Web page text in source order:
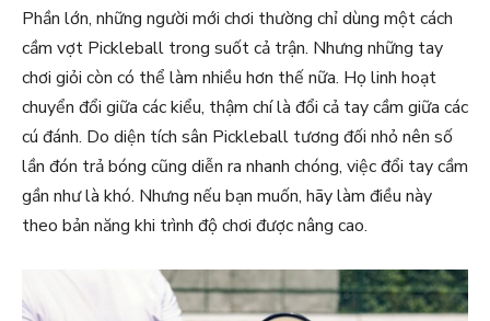
Phần lớn, những người mới chơi thường chỉ dùng một cách
cầm vợt Pickleball trong suốt cả trận. Nhưng những tay
chơi giỏi còn có thể làm nhiều hơn thế nữa. Họ linh hoạt
chuyển đổi giữa các kiểu, thậm chí là đổi cả tay cầm giữa các
cú đánh. Do diện tích sân Pickleball tương đối nhỏ nên số
lần đón trả bóng cũng diễn ra nhanh chóng, việc đổi tay cầm
gần như là khó. Nhưng nếu bạn muốn, hãy làm điều này
theo bản năng khi trình độ chơi được nâng cao.